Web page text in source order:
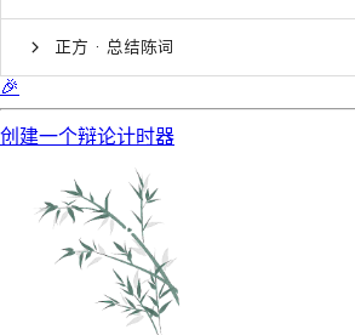
正方 · 总结陈词
🎉
创建一个辩论计时器